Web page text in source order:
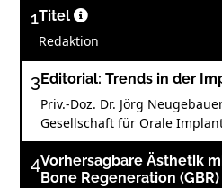
1Titel
Redaktion
3 Editorial: Trends in der
Priv.-Doz. Dr. Jörg
Gesellschaft für Orale
4Vorhersagbare Ästhetik
Bone Regeneration